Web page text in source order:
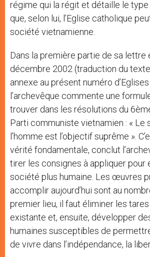
régime qui la régit et détaille le
que, selon lui, l’Eglise catholique
société vietnamienne.
Dans la première partie de sa lettre
décembre 2002 (traduction du
annexe au présent numéro d’Eglises
l’archevêque commente une
trouver dans les résolutions du
Parti communiste vietnamien : « Le
l’homme est l’objectif suprême ».
vérité fondamentale, conclut
tirer les consignes à appliquer pour
société plus humaine. Les œuvres
accomplir aujourd’hui sont au
premier lieu, il faut éliminer les
existante et, ensuite, développer
humaines susceptibles de
de vivre dans l’indépendance, la